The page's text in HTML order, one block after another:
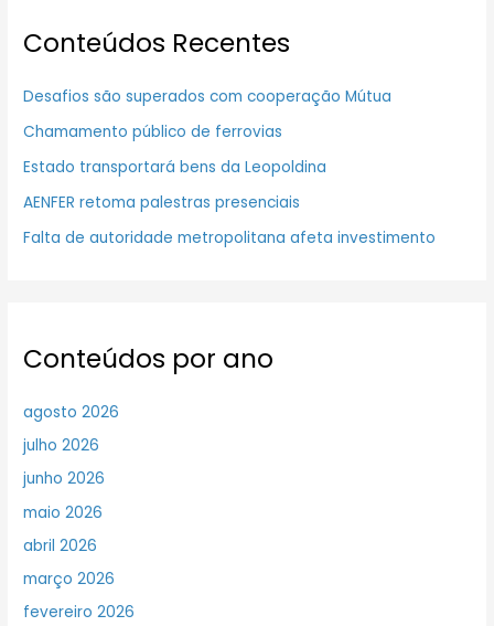
Conteúdos Recentes
Desafios são superados com cooperação Mútua
Chamamento público de ferrovias
Estado transportará bens da Leopoldina
AENFER retoma palestras presenciais
Falta de autoridade metropolitana afeta investimento
Conteúdos por ano
agosto 2026
julho 2026
junho 2026
maio 2026
abril 2026
março 2026
fevereiro 2026